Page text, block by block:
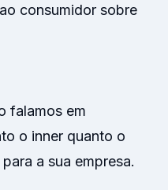
consumidor sobre
falamos em
o inner quanto o
a sua empresa.